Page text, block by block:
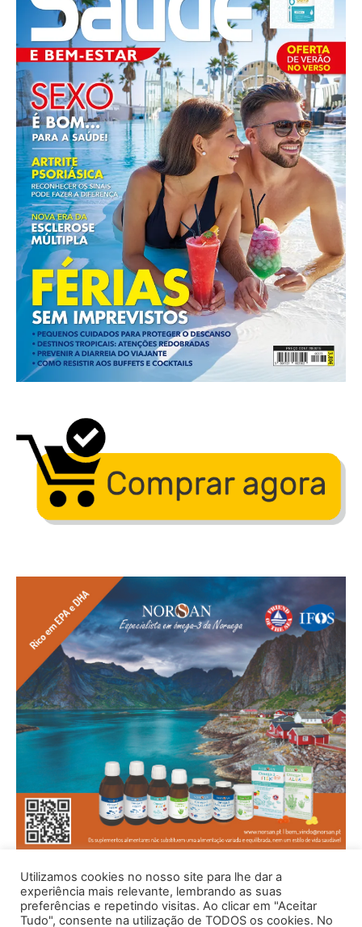
Utilizamos cookies no nosso site para lhe dar a
experiência mais relevante, lembrando as suas
preferências e repetindo visitas. Ao clicar em "Aceitar
Tudo", consente na utilização de TODOS os cookies. No